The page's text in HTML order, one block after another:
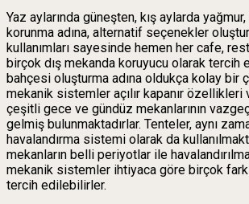
Yaz aylarında güneşten, kış aylarda
korunma adına, alternatif seçenekler
kullanımları sayesinde hemen her cafe,
birçok dış mekanda koruyucu olarak tercih
bahçesi oluşturma adına oldukça kolay bir
mekanik sistemler açılır kapanır özellikleri
çeşitli gece ve gündüz mekanlarının
gelmiş bulunmaktadırlar. Tenteler, aynı
havalandırma sistemi olarak da
mekanların belli periyotlar ile
mekanik sistemler ihtiyaca göre birçok
tercih edilebilirler.